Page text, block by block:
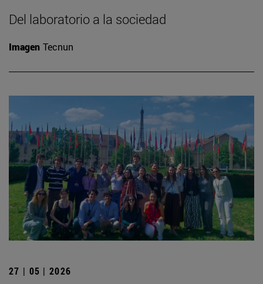
Del laboratorio a la sociedad
Imagen Tecnun
27 | 05 | 2026